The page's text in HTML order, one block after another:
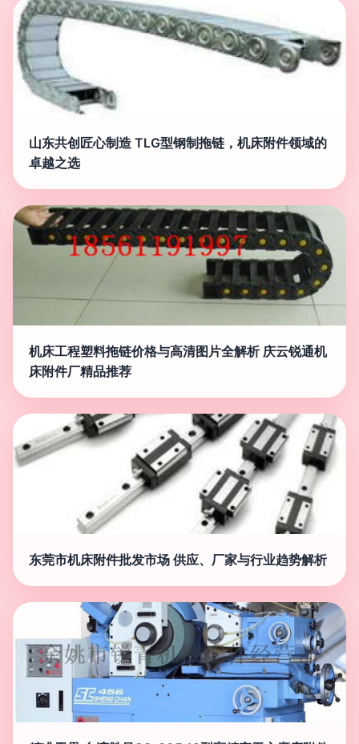
山东共创匠心制造 TLG型钢制拖链，机床附件领域的
卓越之选
机床工程塑料拖链价格与高清图片全解析 庆云锐通机
床附件厂精品推荐
东莞市机床附件批发市场 供应、厂家与行业趋势解析